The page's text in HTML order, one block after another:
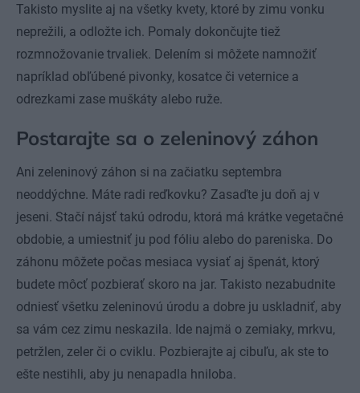
Takisto myslite aj na všetky kvety, ktoré by zimu vonku
neprežili, a odložte ich. Pomaly dokončujte tiež
rozmnožovanie trvaliek. Delením si môžete namnožiť
napríklad obľúbené pivonky, kosatce či veternice a
odrezkami zase muškáty alebo ruže.
Postarajte sa o zeleninový záhon
Ani zeleninový záhon si na začiatku septembra
neoddýchne. Máte radi reďkovku? Zasaďte ju doň aj v
jeseni. Stačí nájsť takú odrodu, ktorá má krátke vegetačné
obdobie, a umiestniť ju pod fóliu alebo do pareniska. Do
záhonu môžete počas mesiaca vysiať aj špenát, ktorý
budete môcť pozbierať skoro na jar. Takisto nezabudnite
odniesť všetku zeleninovú úrodu a dobre ju uskladniť, aby
sa vám cez zimu neskazila. Ide najmä o zemiaky, mrkvu,
petržlen, zeler či o cviklu. Pozbierajte aj cibuľu, ak ste to
ešte nestihli, aby ju nenapadla hniloba.